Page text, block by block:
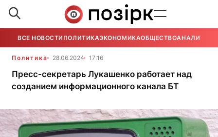
ВСЕ НОВОСТИ ПОЛИТИКАЭКОНОМИКАОБЩЕСТВОАНАЛИТИКА
Политика 28.06.2024 17:16
Пресс-секретарь Лукашенко работает над
созданием информационного канала БТ